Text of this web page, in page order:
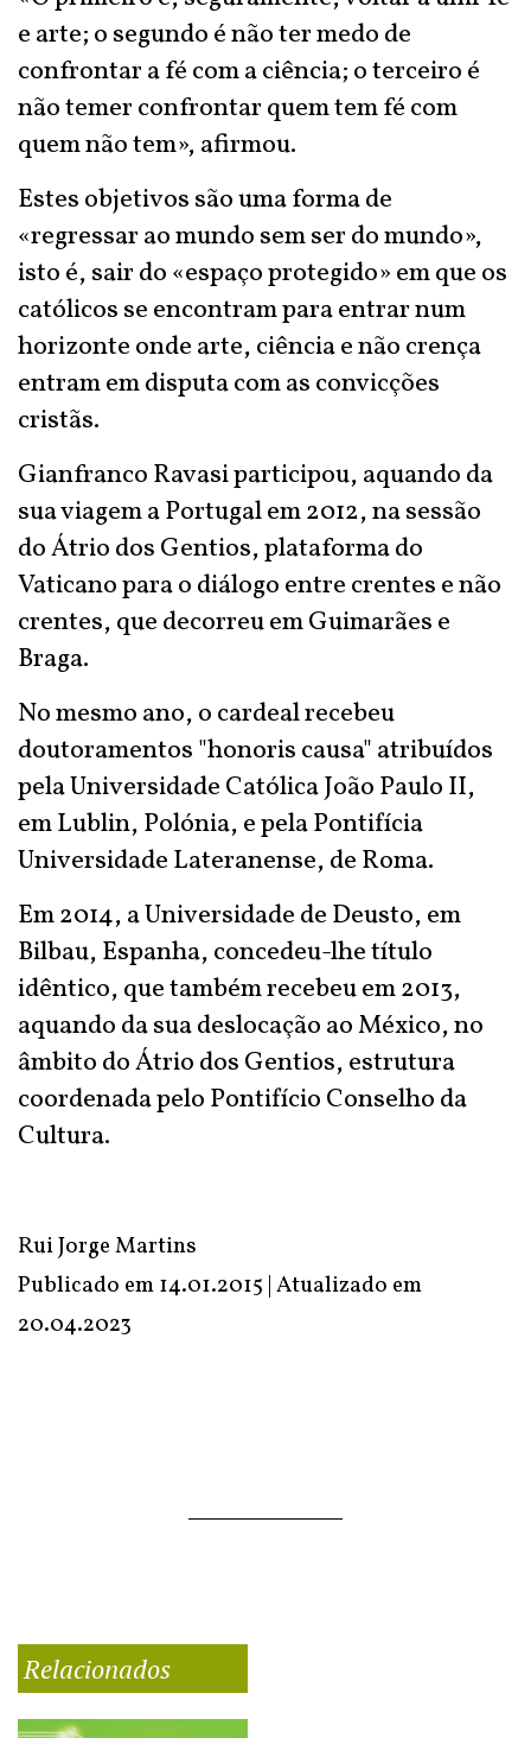
e arte; o segundo é não ter medo de
confrontar a fé com a ciência; o terceiro é
não temer confrontar quem tem fé com
quem não tem», afirmou.
Estes objetivos são uma forma de
«regressar ao mundo sem ser do mundo»,
isto é, sair do «espaço protegido» em que os
católicos se encontram para entrar num
horizonte onde arte, ciência e não crença
entram em disputa com as convicções
cristãs.
Gianfranco Ravasi participou, aquando da
sua viagem a Portugal em 2012, na sessão
do Átrio dos Gentios, plataforma do
Vaticano para o diálogo entre crentes e não
crentes, que decorreu em Guimarães e
Braga.
No mesmo ano, o cardeal recebeu
doutoramentos "honoris causa" atribuídos
pela Universidade Católica João Paulo II,
em Lublin, Polónia, e pela Pontifícia
Universidade Lateranense, de Roma.
Em 2014, a Universidade de Deusto, em
Bilbau, Espanha, concedeu-lhe título
idêntico, que também recebeu em 2013,
aquando da sua deslocação ao México, no
âmbito do Átrio dos Gentios, estrutura
coordenada pelo Pontifício Conselho da
Cultura.
Rui Jorge Martins
Publicado em 14.01.2015 | Atualizado em
20.04.2023
Relacionados